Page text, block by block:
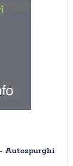
Autospurghi